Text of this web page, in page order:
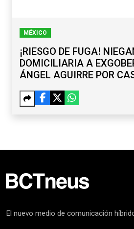
MÉXICO
¡RIESGO DE FUGA!
DOMICILIARIA A
ÁNGEL AGUIRRE POR
El nuevo medio de comunicación